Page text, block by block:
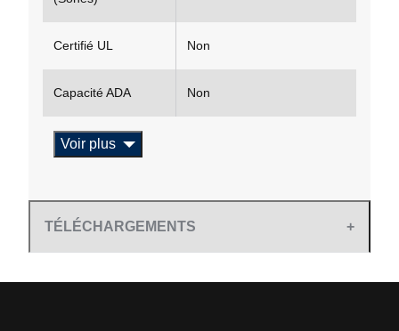
Certifié UL Non
Capacité ADA Non
Voir plus
TÉLÉCHARGEMENTS